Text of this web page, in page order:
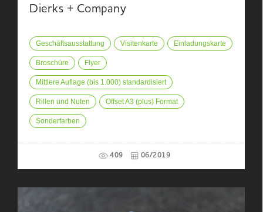
Dierks + Company
Geschäftsausstattung Visitenkarte Einladungskarte
Broschüre Flyer
Mittlere Auflage (bis 1.000) standardisiert
Rillen und Nuten Offset A3 (plus) Format
Sonderfarben
409 06/2019